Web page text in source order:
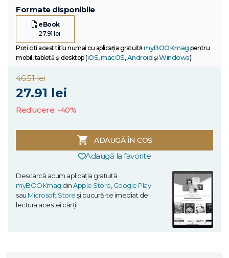
Formate disponibile
eBook
27.91 lei
Poți citi acest titlu numai cu aplicația gratuitămyBOOKmag pentru
mobil, tabletă și desktop (iOS,macOS,Android și Windows).
46.51 lei
27.91 lei
Reducere: -40%
ADAUGĂ ÎN COȘ
Adaugă la favorite
Descarcă acum aplicația gratuită
myBOOKmag dinApple Store,Google Play
sau Microsoft Storeși bucură-te imediat de
lectura acestei cărți!